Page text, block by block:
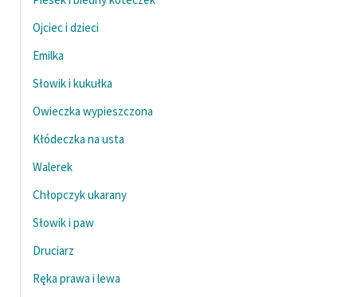
Ojciec i dzieci
Emilka
Słowik i kukułka
Owieczka wypieszczona
Kłódeczka na usta
Walerek
Chłopczyk ukarany
Słowik i paw
Druciarz
Ręka prawa i lewa